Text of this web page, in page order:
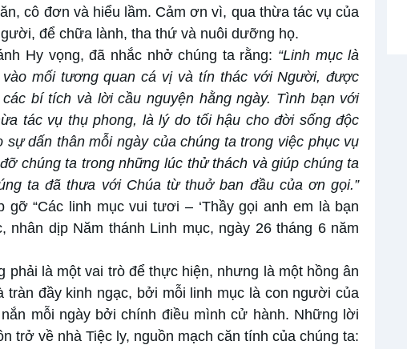
cô đơn và hiểu lầm. Cảm ơn vì, qua thừa tác vụ của
để chữa lành, tha thứ và nuôi dưỡng họ.
Hy vọng, đã nhắc nhở chúng ta rằng: “Linh mục là
mối tương quan cá vị và tín thác với Người, được
bí tích và lời cầu nguyện hằng ngày. Tình bạn với
tác vụ thụ phong, là lý do tối hậu cho đời sống độc
dấn thân mỗi ngày của chúng ta trong việc phục vụ
chúng ta trong những lúc thử thách và giúp chúng ta
ta đã thưa với Chúa từ thuở ban đầu của ơn gọi.”
“Các linh mục vui tươi – ‘Thầy gọi anh em là bạn
nhân dịp Năm thánh Linh mục, ngày 26 tháng 6 năm
phải là một vai trò để thực hiện, nhưng là một hồng ân
đầy kinh ngạc, bởi mỗi linh mục là con người của
mỗi ngày bởi chính điều mình cử hành. Những lời
trở về nhà Tiệc ly, nguồn mạch căn tính của chúng ta: